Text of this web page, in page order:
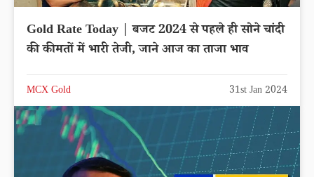
Gold Rate Today | बजट 2024 से पहले ही सोने चांदी
की कीमतों में भारी तेजी, जाने आज का ताजा भाव
MCX Gold 31st Jan 2024